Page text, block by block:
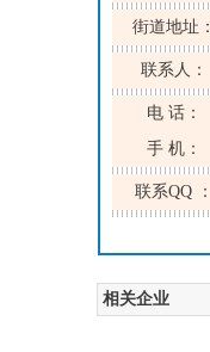
街道地址：
联系人：
电 话：
手 机：
联系QQ ：
相关企业